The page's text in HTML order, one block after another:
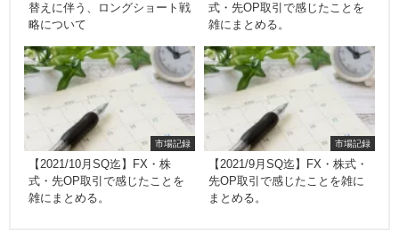
替えに伴う、ロングショート戦
略について
式・先OP取引で感じたことを
雑にまとめる。
市場記録
【2021/10月SQ迄】FX・株
式・先OP取引で感じたことを
雑にまとめる。
市場記録
【2021/9月SQ迄】FX・株式・
先OP取引で感じたことを雑に
まとめる。